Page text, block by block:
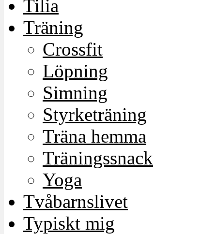
Tilia
Träning
Crossfit
Löpning
Simning
Styrketräning
Träna hemma
Träningssnack
Yoga
Tvåbarnslivet
Typiskt mig